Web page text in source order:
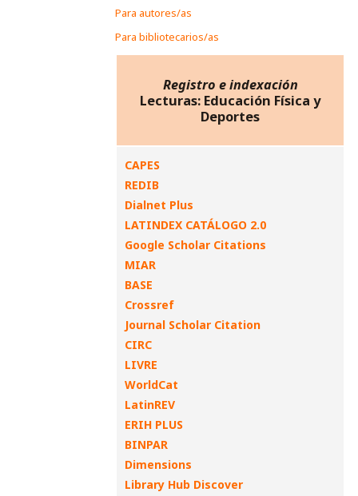
Para autores/as
Para bibliotecarios/as
Registro e indexación
Lecturas: Educación Física y
Deportes
CAPES
REDIB
Dialnet Plus
LATINDEX CATÁLOGO 2.0
Google Scholar Citations
MIAR
BASE
Crossref
Journal Scholar Citation
CIRC
LIVRE
WorldCat
LatinREV
ERIH PLUS
BINPAR
Dimensions
Library Hub Discover